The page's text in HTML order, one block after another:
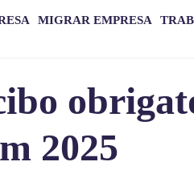
MIGRAR EMPRESA
2025